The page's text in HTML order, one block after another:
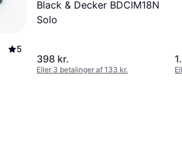
5
Black & Decker BDCIM18N
Solo
398 kr.
Eller 3 betalinger af 133 kr.